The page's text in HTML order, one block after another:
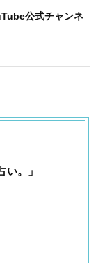
公式チャンネ
い。」